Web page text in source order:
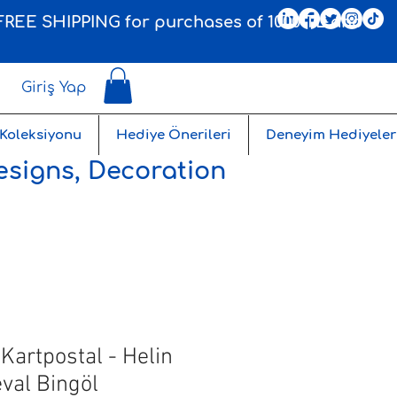
SHIPPING for purchases of 1000 TL and
Giriş Yap
Hediye Önerileri Deneyim
Decoration
- Helin
Bingöl